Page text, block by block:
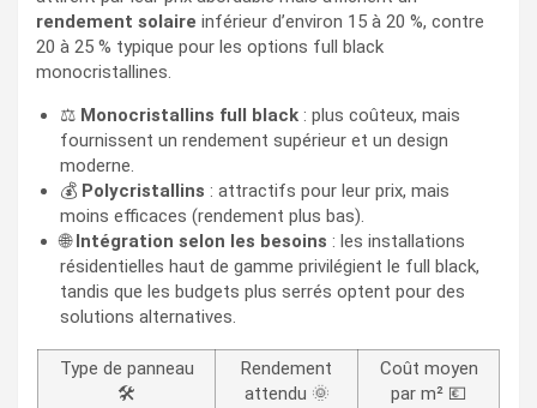
rendement solaire inférieur d’environ 15 à 20 %, contre
20 à 25 % typique pour les options full black
monocristallines.
⚖️ Monocristallins full black : plus coûteux, mais
fournissent un rendement supérieur et un design
moderne.
💰 Polycristallins : attractifs pour leur prix, mais
moins efficaces (rendement plus bas).
🌐Intégration selon les besoins : les installations
résidentielles haut de gamme privilégient le full black,
tandis que les budgets plus serrés optent pour des
solutions alternatives.
Type de panneau
🛠️
Rendement
attendu 🌞
Coût moyen
par m² 💶